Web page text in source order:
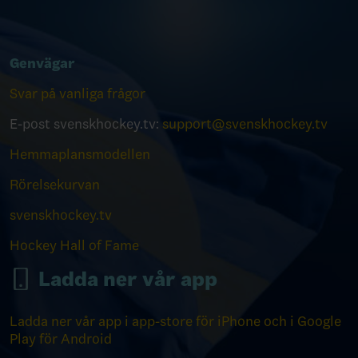
Genvägar
Svar på vanliga frågor
E-post svenskhockey.tv: support@svenskhockey.tv
Hemmaplansmodellen
Rörelsekurvan
svenskhockey.tv
Hockey Hall of Fame
Ladda ner vår app
Ladda ner vår app i app-store för iPhone och i Google
Play för Android